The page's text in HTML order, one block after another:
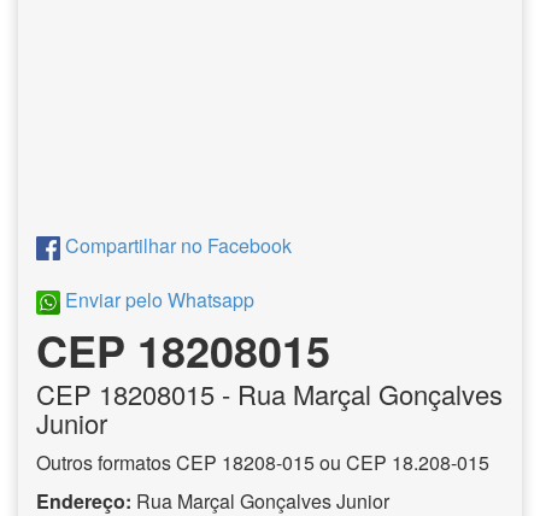
Compartilhar no Facebook
Enviar pelo Whatsapp
CEP 18208015
CEP 18208015 - Rua Marçal Gonçalves
Junior
Outros formatos CEP 18208-015 ou CEP 18.208-015
Endereço: Rua Marçal Gonçalves Junior